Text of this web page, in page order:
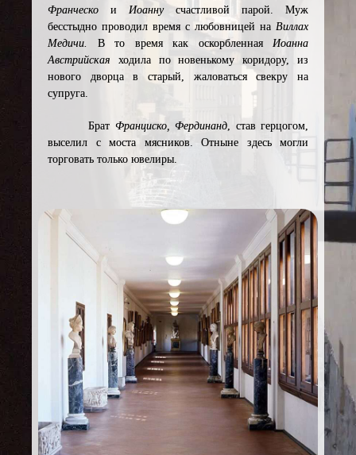
Франческо и Иоаннусчастливой парой. Муж
бесстыдно проводил время с любовницей на Виллах
Медичи. В то время как оскорбленная Иоанна
Австрийская ходила по новенькому коридору, из
нового дворца в старый, жаловаться свекру на
супруга.
Брат Франциско, Фердинанд, став герцогом,
выселил с моста мясников. Отныне здесь могли
торговать только ювелиры.